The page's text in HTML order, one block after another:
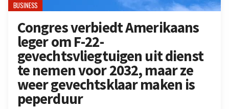
BUSINESS
Congres verbiedt Amerikaans
leger om F-22-
gevechtsvliegtuigen uit dienst
te nemen voor 2032, maar ze
weer gevechtsklaar maken is
peperduur